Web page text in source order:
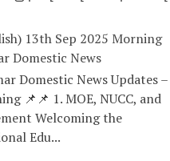
13th Sep 2025 Morning
Domestic News
Domestic News Updates –
📌📌 1. MOE, NUCC, and
Welcoming the
Edu...